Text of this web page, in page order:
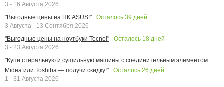
3 - 16 Августа 2026
"Выгодные цены на ПК ASUS!"
Осталось 39 дней
3 Августа - 13 Сентября 2026
"Выгодные цены на ноутбуки Tecno!"
Осталось 18 дней
3 - 23 Августа 2026
"Купи стиральную и сушильную машины с соединительным элементом
Midea или Toshiba — получи скидку!"
Осталось 26 дней
1 - 31 Августа 2026